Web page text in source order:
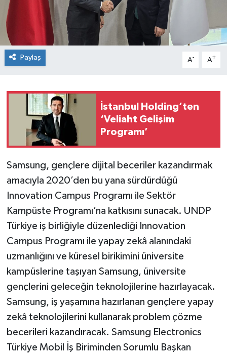
Paylaş A- A+
İstanbul Holding’ten
‘Veliaht Gelişim
Programı’
Samsung, gençlere dijital beceriler kazandırmak
amacıyla 2020’den bu yana sürdürdüğü
Innovation Campus Programı ile Sektör
Kampüste Programı’na katkısını sunacak. UNDP
Türkiye iş birliğiyle düzenlediği Innovation
Campus Programı ile yapay zekâ alanındaki
uzmanlığını ve küresel birikimini üniversite
kampüslerine taşıyan Samsung, üniversite
gençlerini geleceğin teknolojilerine hazırlayacak.
Samsung, iş yaşamına hazırlanan gençlere yapay
zekâ teknolojilerini kullanarak problem çözme
becerileri kazandıracak. Samsung Electronics
Türkiye Mobil İş Biriminden Sorumlu Başkan